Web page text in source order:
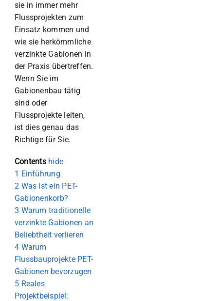
sie in immer mehr
Flussprojekten zum
Einsatz kommen und
wie sie herkömmliche
verzinkte Gabionen in
der Praxis übertreffen.
Wenn Sie im
Gabionenbau tätig
sind oder
Flussprojekte leiten,
ist dies genau das
Richtige für Sie.
Contents hide
1 Einführung
2 Was ist ein PET-
Gabionenkorb?
3 Warum traditionelle
verzinkte Gabionen an
Beliebtheit verlieren
4 Warum
Flussbauprojekte PET-
Gabionen bevorzugen
5 Reales
Projektbeispiel: